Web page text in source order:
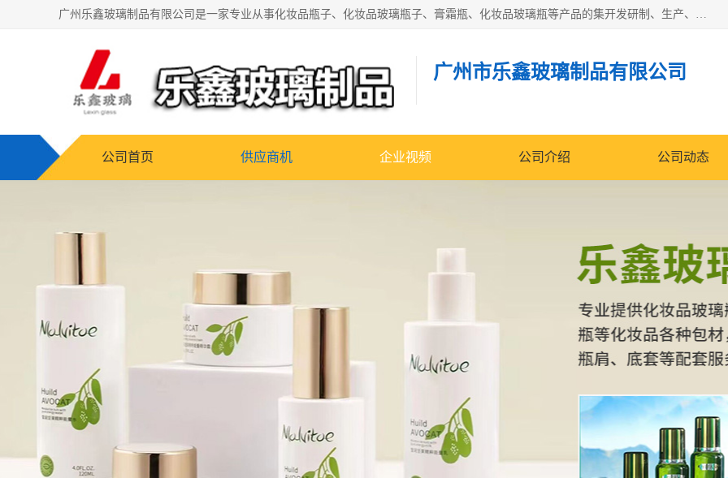
广州乐鑫玻璃制品有限公司是一家专业从事化妆品瓶子、化妆品玻璃瓶子、膏霜瓶、化妆品玻璃瓶等产品的集开发研制、生产、销售于一体的实业型玻璃制品生产企业。产品从设计、开模、试样、生产、蒙砂、抛光、喷涂、高低温单色及多色印刷，烫金（银）到交货实现一条龙服务。
广州市乐鑫玻璃制品有限公司
公司首页 供应商机 企业视频 公司介绍 公司动态